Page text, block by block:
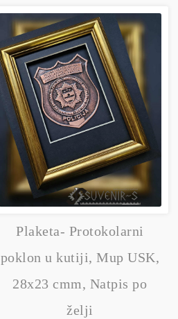
Plaketa- Protokolarni
poklon u kutiji, Mup USK,
28x23 cmm, Natpis po
želji